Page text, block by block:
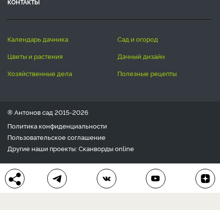
КОНТАКТЫ
календарь дачника
сад и огород
цветы и растения
дачный дизайн
хозяйственные дела
полезные рецепты
® Антонов сад 2015-2026
Политика конфиденциальности
Пользовательское соглашение
Другие наши проекты: Сканвордыonline
Любое использование материала допускается только с
письменного согласия редакции